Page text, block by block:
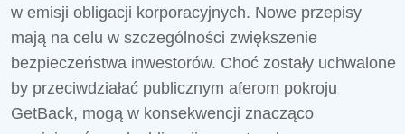
w emisji obligacji korporacyjnych. Nowe przepisy
mają na celu w szczególności zwiększenie
bezpieczeństwa inwestorów. Choć zostały uchwalone
by przeciwdziałać publicznym aferom pokroju
GetBack, mogą w konsekwencji znacząco